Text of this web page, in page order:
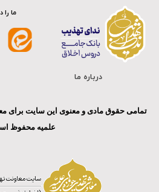
ما
درباره ما
تمامی حقوق مادی و معنوی این سایت برای
علمیه محفوظ